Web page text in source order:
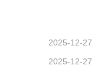
2025-12-27
2025-12-27